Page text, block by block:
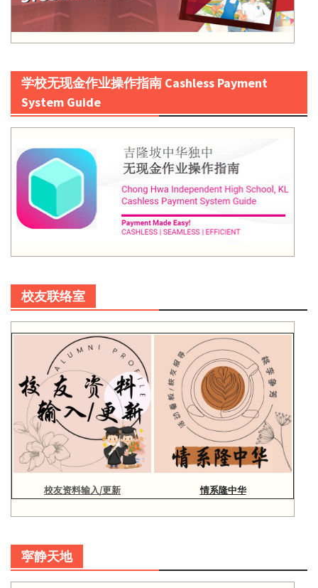
学校无现金作业操作指南 Cashless Payment
System Guide
校友联络室
校友资料输入/更新 情系隆中华
寜静天地